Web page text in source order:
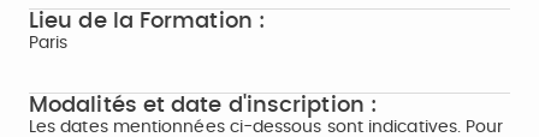
Lieu de la Formation :
Paris
Modalités et date d'inscription :
Les dates mentionnées ci-dessous sont indicatives. Pour